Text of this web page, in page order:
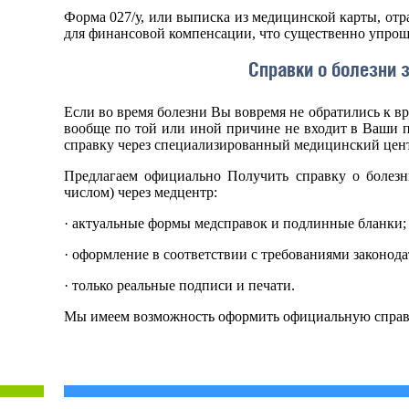
Форма 027/у, или выписка из медицинской карты,
для финансовой компенсации, что существенно
Справки о болезни
Если во время болезни Вы вовремя не обратились к
вообще по той или иной причине не входит в Ваши
справку через специализированный медицинский
Предлагаем официально Получить справку о
числом) через медцентр:
· актуальные формы медсправок и подлинные бланки;
· оформление в соответствии с требованиями
· только реальные подписи и печати.
Мы имеем возможность оформить официальную